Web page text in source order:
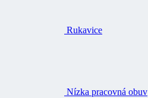
Rukavice
Nízka pracovná obuv